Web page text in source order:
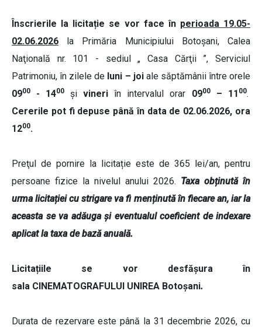
Înscrierile la licitație se vor face în perioada 19.05-
02.06.2026 la Primăria Municipiului Botoşani, Calea
Naţională nr. 101 - sediul „ Casa Cărţii ”, Serviciul
Patrimoniu, în zilele de luni – joiale săptămânii între orele
0900 - 1400 și vineriîn intervalul orar 0900– 11 00.
Cererile pot fi depuse până în data de 02.06.2026, ora
1200.
Preţul de pornire la licitație este de 365 lei/an, pentru
persoane fizice la nivelul anului 2026. Taxa obținută în
urma licitației cu strigare va fi menținută în fiecare an, iar la
aceasta se va adăuga și eventualul coeficient de indexare
aplicat la taxa de bază anuală.
Licitațiile se vor desfăşura în
sala CINEMATOGRAFULUI UNIREA Botoșani.
Durata de rezervare este până la 31 decembrie 2026, cu